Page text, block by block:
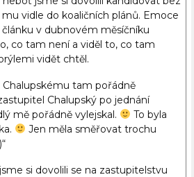
vidle do koaličních plánů. Emoce
v dubnovém měsíčníku
co tam není a viděl to, co tam
vidět chtěl.
tam pořádně
Chalupský po jednání
mě pořádně vylejskal.
To byla
Jen měla směřovat trochu
si dovolili se na zastupitelstvu